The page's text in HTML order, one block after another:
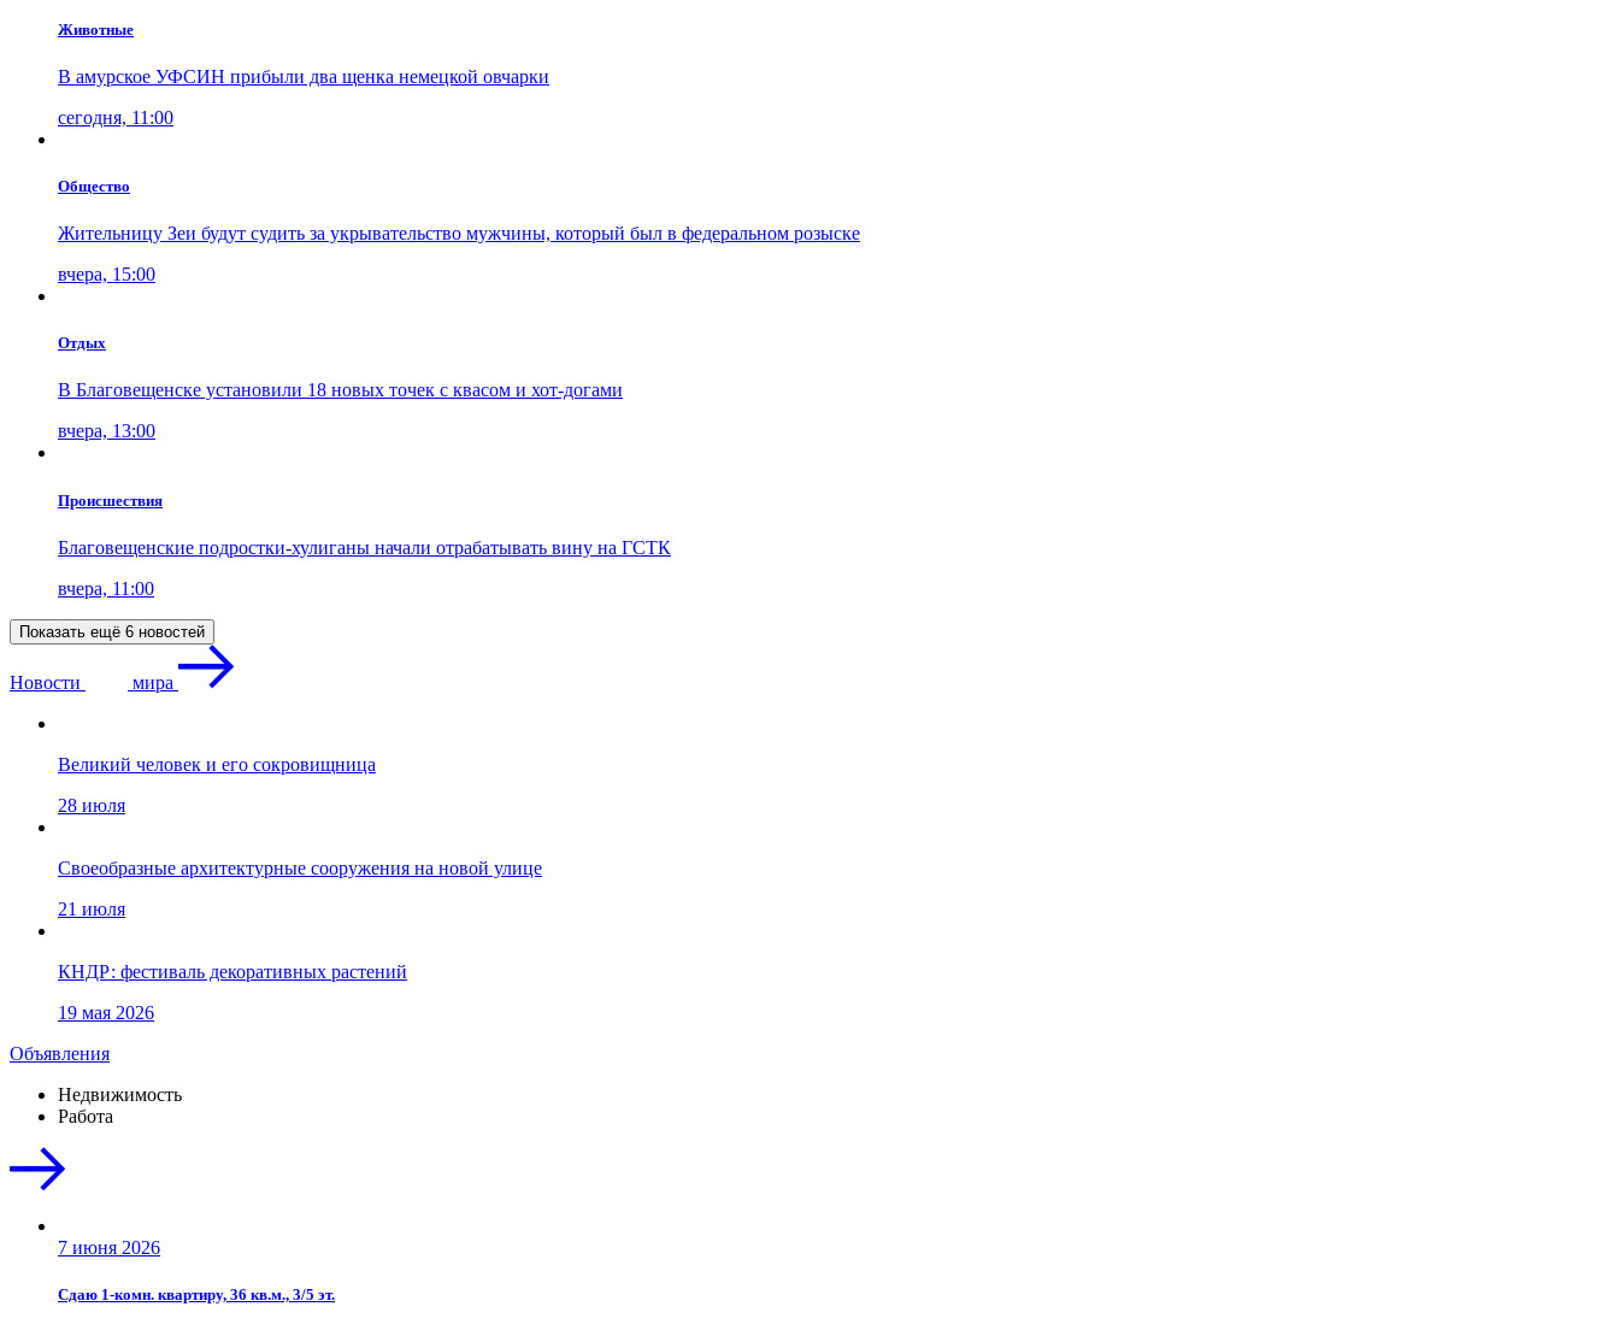
Животные
В амурское УФСИН прибыли два щенка немецкой овчарки
сегодня, 11:00
Общество
Жительницу Зеи будут судить за укрывательство мужчины, который был в федеральном розыске
вчера, 15:00
Отдых
В Благовещенске установили 18 новых точек с квасом и хот-догами
вчера, 13:00
Проиcшествия
Благовещенские подростки-хулиганы начали отрабатывать вину на ГСТК
вчера, 11:00
Показать ещё 6 новостей
Новости мира
Великий человек и его сокровищница
28 июля
Своеобразные архитектурные сооружения на новой улице
21 июля
КНДР: фестиваль декоративных растений
19 мая 2026
Объявления
Недвижимость
Работа
7 июня 2026
Сдаю 1-комн. квартиру, 36 кв.м., 3/5 эт.